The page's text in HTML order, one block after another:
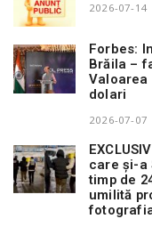
2026-07-14
Forbes:
Brăila –
Valoarea
dolari
2026-07-07
care și-a
timp de
umilită